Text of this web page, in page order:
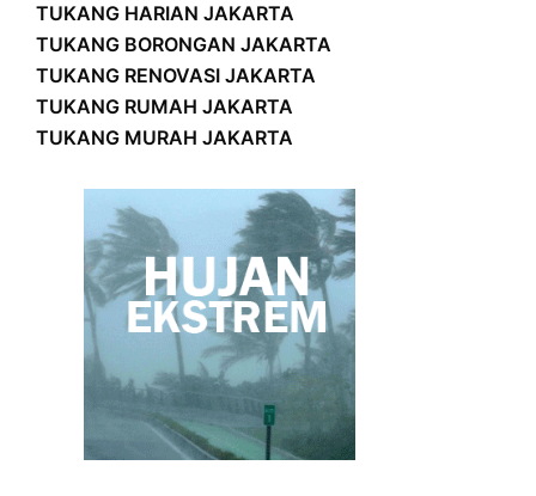
TUKANG HARIAN JAKARTA
TUKANG BORONGAN JAKARTA
TUKANG RENOVASI JAKARTA
TUKANG RUMAH JAKARTA
TUKANG MURAH JAKARTA